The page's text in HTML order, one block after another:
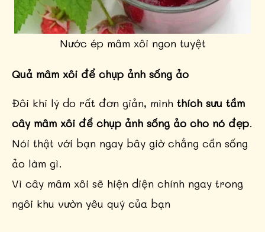
Nước ép mâm xôi ngon tuyệt
Quả mâm xôi để chụp ảnh sống ảo
Đôi khi lý do rất đơn giản, mình thích sưu tầm
cây mâm xôi để chụp ảnh sống ảo cho nó đẹp.
Nói thật với bạn ngay bây giờ chẳng cần sống
ảo làm gì.
Vì cây mâm xôi sẽ hiện diện chính ngay trong
ngôi khu vườn yêu quý của bạn